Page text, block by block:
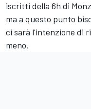
iscritti della 6h di
ma a questo punto
ci sarà l'intenzione di
meno.